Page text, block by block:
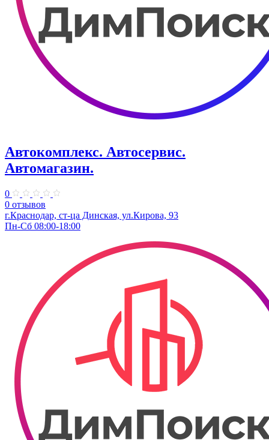
Автокомплекс. Автосервис.
Автомагазин.
0
0 отзывов
г.Краснодар, ст-ца Динская, ул.Кирова, 93
Пн-Сб 08:00-18:00